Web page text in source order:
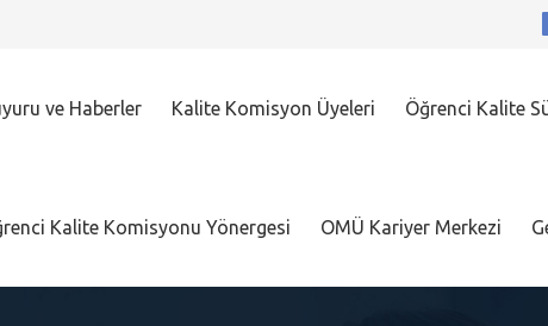
ve Haberler Kalite Komisyon Üyeleri Öğrenci Kalite
Kalite Komisyonu Yönergesi OMÜ Kariyer Merkezi